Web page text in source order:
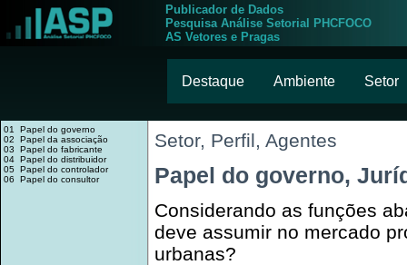
Publicador de Dados
Pesquisa Análise Setorial PHCFOCO
AS Vetores e Pragas
Destaque Ambiente Setor
01 Papel do governo
02 Papel da associação
03 Papel do fabricante
04 Papel do distribuidor
05 Papel do controlador
06 Papel do consultor
Setor, Perfil, Agentes
Papel do governo,
Considerando as funções
deve assumir no mercado
urbanas?